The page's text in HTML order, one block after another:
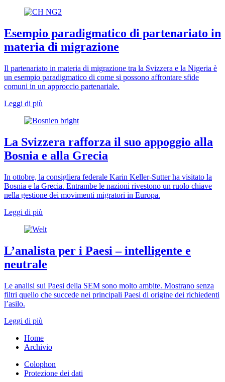
Esempio paradigmatico di partenariato in
materia di migrazione
Il partenariato in materia di migrazione tra la Svizzera e la Nigeria è
un esempio paradigmatico di come si possono affrontare sfide
comuni in un approccio partenariale.
Leggi di più
La Svizzera rafforza il suo appoggio alla
Bosnia e alla Grecia
In ottobre, la consigliera federale Karin Keller-Sutter ha visitato la
Bosnia e la Grecia. Entrambe le nazioni rivestono un ruolo chiave
nella gestione dei movimenti migratori in Europa.
Leggi di più
L’analista per i Paesi – intelligente e
neutrale
Le analisi sui Paesi della SEM sono molto ambite. Mostrano senza
filtri quello che succede nei principali Paesi di origine dei richiedenti
l’asilo.
Leggi di più
Home
Archivio
Colophon
Protezione dei dati